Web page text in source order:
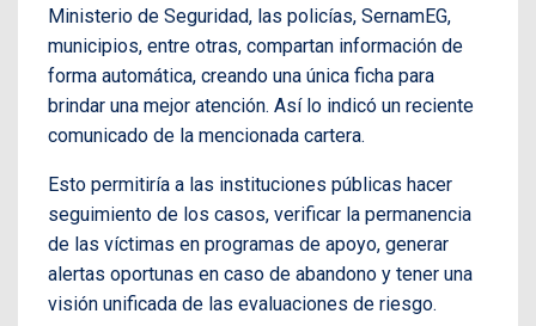
Ministerio de Seguridad, las policías, SernamEG,
municipios, entre otras, compartan información de
forma automática, creando una única ficha para
brindar una mejor atención. Así lo indicó un reciente
comunicado de la mencionada cartera.
Esto permitiría a las instituciones públicas hacer
seguimiento de los casos, verificar la permanencia
de las víctimas en programas de apoyo, generar
alertas oportunas en caso de abandono y tener una
visión unificada de las evaluaciones de riesgo.